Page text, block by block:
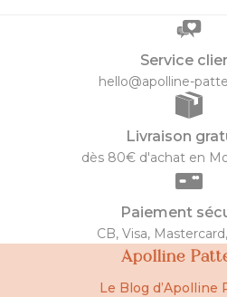
Service
hello@apolline-
Livraison
dès 80€ d'achat en
Paiement
CB, Visa,
Apolline
Le Blog d’Apolline